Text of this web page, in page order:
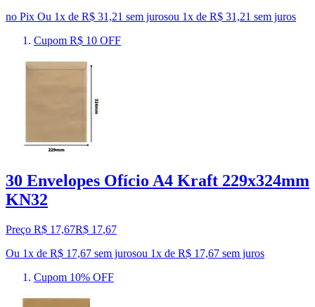
no Pix Ou 1x de R$ 31,21 sem jurosou 1x de R$ 31,21 sem juros
Cupom R$ 10 OFF
30 Envelopes Ofício A4 Kraft 229x324mm
KN32
Preço R$ 17,67R$ 17,67
Ou 1x de R$ 17,67 sem jurosou 1x de R$ 17,67 sem juros
Cupom 10% OFF